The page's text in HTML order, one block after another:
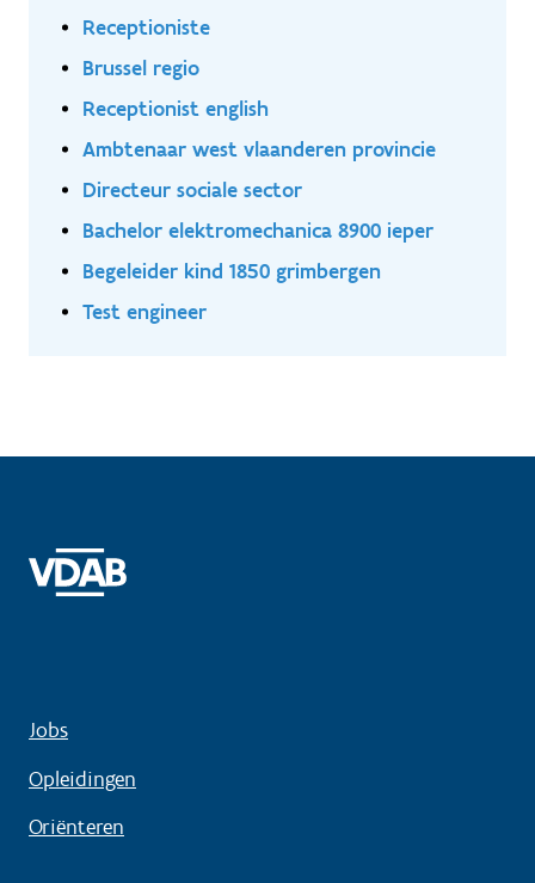
Receptioniste
Brussel regio
Receptionist english
Ambtenaar west vlaanderen provincie
Directeur sociale sector
Bachelor elektromechanica 8900 ieper
Begeleider kind 1850 grimbergen
Test engineer
Jobs
Opleidingen
Oriënteren